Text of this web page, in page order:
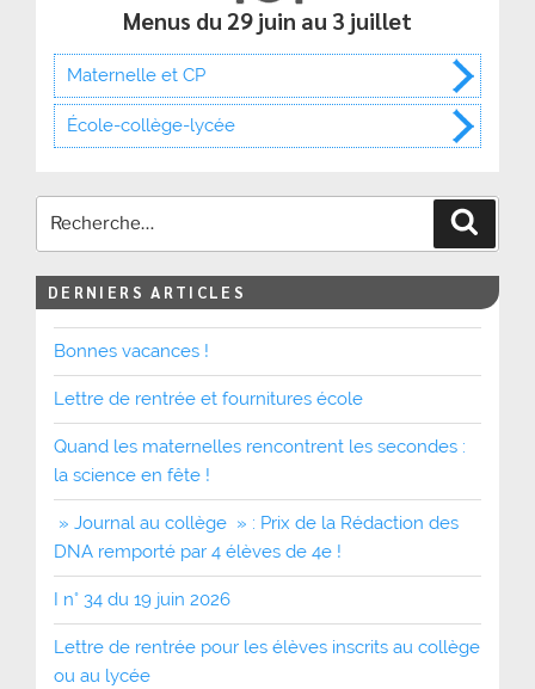
Menus du 29 juin au 3 juillet
Maternelle et CP
École-collège-lycée
DERNIERS ARTICLES
Bonnes vacances !
Lettre de rentrée et fournitures école
Quand les maternelles rencontrent les secondes :
la science en fête !
» Journal au collège » : Prix de la Rédaction des
DNA remporté par 4 élèves de 4e !
I n° 34 du 19 juin 2026
Lettre de rentrée pour les élèves inscrits au collège
ou au lycée